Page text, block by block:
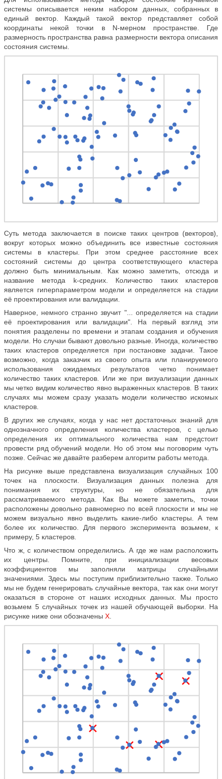
системы описывается неким набором данных, собранных в
единый вектор. Каждый такой вектор представляет собой
координаты некой точки в N-мерном пространстве. Где
размерность пространства равна размерности вектора описания
состояния системы.
Суть метода заключается в поиске таких центров (векторов),
вокруг которых можно объединить все известные состояния
системы в кластеры. При этом среднее расстояние всех
состояний системы до центра соответствующего кластера
должно быть минимальным. Как можно заметить, отсюда и
название метода k-средних. Количество таких кластеров
является гиперпараметром модели и определяется на стадии
её проектирования или валидации.
Наверное, немного странно звучит "... определяется на стадии
её проектирования или валидации". На первый взгляд эти
понятия разделены по времени и этапам создания и обучения
модели. Но случаи бывают довольно разные. Иногда, количество
таких кластеров определяется при постановке задачи. Такое
возможно, когда заказчик из своего опыта или планируемого
использования ожидаемых результатов четко понимает
количество таких кластеров. Или же при визуализации данных
мы четко видим количество явно выраженных кластеров. В таких
случаях мы можем сразу указать модели количество искомых
кластеров.
В других же случаях, когда у нас нет достаточных знаний для
однозначного определения количества кластеров, с целью
определения их оптимального количества нам предстоит
провести ряд обучений модели. Но об этом мы поговорим чуть
позже. Сейчас же давайте разберем алгоритм работы метода.
На рисунке выше представлена визуализация случайных 100
точек на плоскости. Визуализация данных полезна для
понимания их структуры, но не обязательна для
рассматриваемого метода. Как Вы можете заметить, точки
расположены довольно равномерно по всей плоскости и мы не
можем визуально явно выделить какие-либо кластеры. А тем
более их количество. Для первого эксперимента возьмем, к
примеру, 5 кластеров.
Что ж, с количеством определились. А где же нам расположить
их центры. Помните, при инициализации весовых
коэффициентов мы заполняли матрицы случайными
значениями. Здесь мы поступим приблизительно также. Только
мы не будем генерировать случайные вектора, так как они могут
оказаться в стороне от наших исходных данных. Мы просто
возьмем 5 случайных точек из нашей обучающей выборки. На
рисунке ниже они обозначены Х